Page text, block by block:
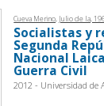
Cueva Merino, Julio de la,
Socialistas y
Segunda
Nacional
Guerra Civil
2012 - Universidad de